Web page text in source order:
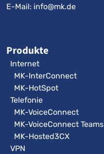
E-Mail: info@mk.de
Produkte
Internet
MK-InterConnect
MK-HotSpot
Telefonie
MK-VoiceConnect
MK-VoiceConnect Teams
MK-Hosted3CX
VPN